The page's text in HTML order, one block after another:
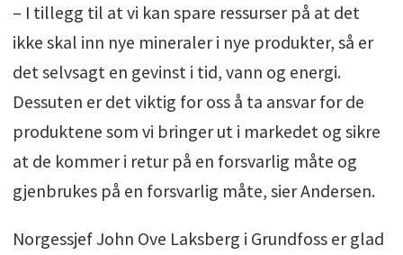
– I tillegg til at vi kan spare ressurser på at det
ikke skal inn nye mineraler i nye produkter, så er
det selvsagt en gevinst i tid, vann og energi.
Dessuten er det viktig for oss å ta ansvar for de
produktene som vi bringer ut i markedet og sikre
at de kommer i retur på en forsvarlig måte og
gjenbrukes på en forsvarlig måte, sier Andersen.
Norgessjef John Ove Laksberg i Grundfoss er glad